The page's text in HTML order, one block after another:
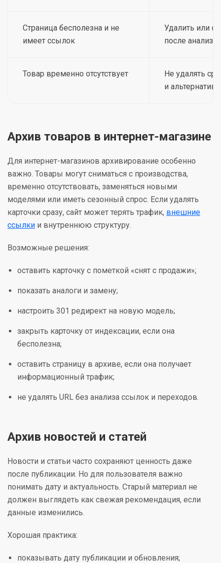
Страница бесполезна и не
имеет ссылок
Удалить или
после анализа.
Товар временно отсутствует
Не удалять
и
Архив товаров в интернет-магазине
Для интернет-магазинов архивирование особенно
важно. Товары могут сниматься с производства,
временно отсутствовать, заменяться новыми
моделями или иметь сезонный спрос. Если удалять
карточки сразу, сайт может терять трафик, внешние
ссылки и внутреннюю структуру.
Возможные решения:
оставить карточку с пометкой «снят с продажи»;
показать аналоги и замену;
настроить 301 редирект на новую модель;
закрыть карточку от индексации, если она
бесполезна;
оставить страницу в архиве, если она получает
информационный трафик;
не удалять URL без анализа ссылок и переходов.
Архив новостей и статей
Новости и статьи часто сохраняют ценность даже
после публикации. Но для пользователя важно
понимать дату и актуальность. Старый материал не
должен выглядеть как свежая рекомендация, если
данные изменились.
Хорошая практика:
показывать дату публикации и обновления;